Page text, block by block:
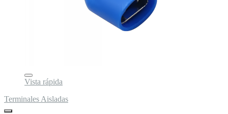
Vista rápida
Terminales Aisladas